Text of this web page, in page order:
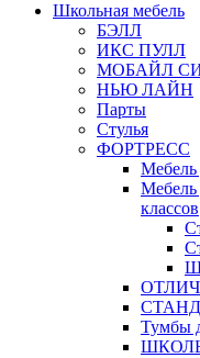
Школьная мебель
БЭЛЛ
ИКС ПУЛЛ
МОБАЙЛ
НЬЮ ЛАЙН
Парты
Стулья
ФОРТРЕСС
Мебель
Мебель
классов
Тумбы